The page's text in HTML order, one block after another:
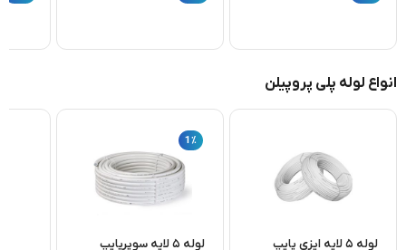
انواع لوله پلی پروپیلن
لوله ۵ لایه ایزی پایپ لوله ۵ لایه سوپرپایپ
٪1